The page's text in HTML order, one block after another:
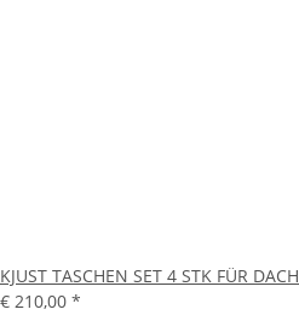
KJUST TASCHEN SET 4 STK FÜR
€ 210,00 *